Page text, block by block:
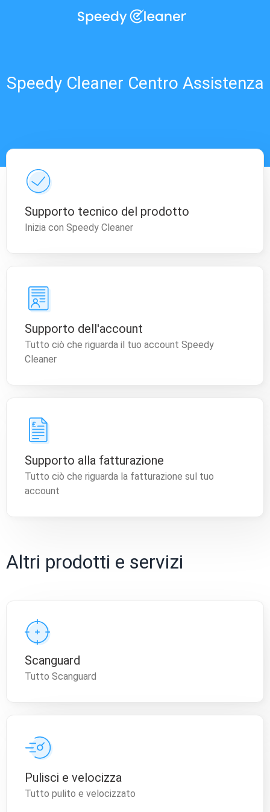
Speedy Cleaner Centro Assistenza
Supporto tecnico del prodotto
Inizia con Speedy Cleaner
Supporto dell'account
Tutto ciò che riguarda il tuo account Speedy
Cleaner
Supporto alla fatturazione
Tutto ciò che riguarda la fatturazione sul tuo
account
Altri prodotti e servizi
Scanguard
Tutto Scanguard
Pulisci e velocizza
Tutto pulito e velocizzato